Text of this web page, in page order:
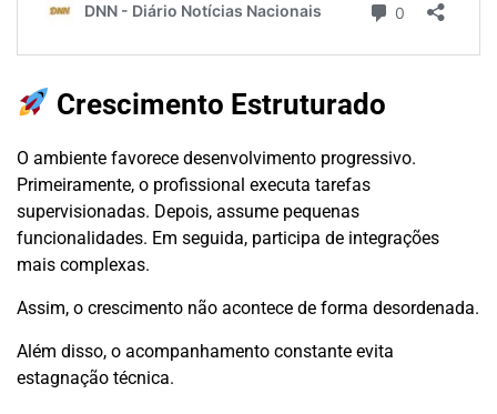
Crescimento Estruturado
O ambiente favorece desenvolvimento progressivo.
Primeiramente, o profissional executa tarefas
supervisionadas. Depois, assume pequenas
funcionalidades. Em seguida, participa de integrações
mais complexas.
Assim, o crescimento não acontece de forma desordenada.
Além disso, o acompanhamento constante evita
estagnação técnica.